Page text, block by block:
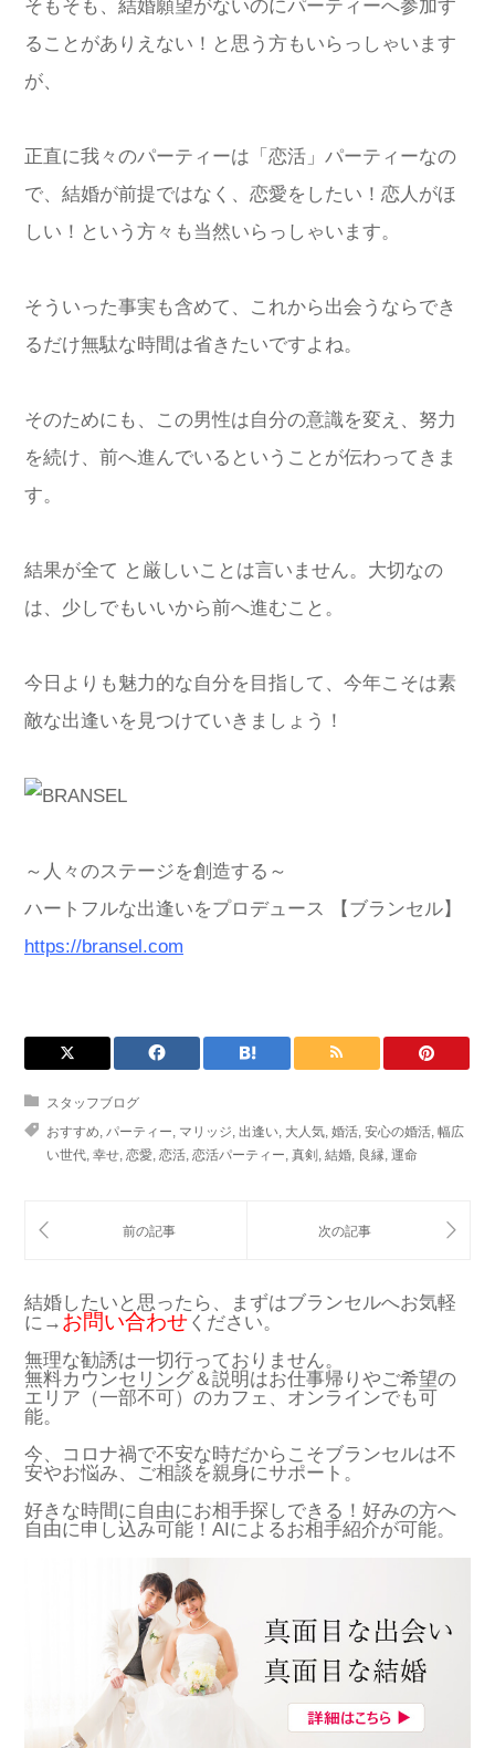
そもそも、結婚願望がないのにパーティーへ参加す
ることがありえない！と思う方もいらっしゃいます
が、
正直に我々のパーティーは「恋活」パーティーなの
で、結婚が前提ではなく、恋愛をしたい！恋人がほ
しい！という方々も当然いらっしゃいます。
そういった事実も含めて、これから出会うならでき
るだけ無駄な時間は省きたいですよね。
そのためにも、この男性は自分の意識を変え、努力
を続け、前へ進んでいるということが伝わってきま
す。
結果が全て と厳しいことは言いません。大切なの
は、少しでもいいから前へ進むこと。
今日よりも魅力的な自分を目指して、今年こそは素
敵な出逢いを見つけていきましょう！
～人々のステージを創造する～
ハートフルな出逢いをプロデュース 【ブランセル】
https://bransel.com
スタッフブログ
おすすめ, パーティー, マリッジ, 出逢い, 大人気, 婚活, 安心の婚活, 幅広
い世代, 幸せ, 恋愛, 恋活, 恋活パーティー, 真剣 , 結婚, 良縁, 運命
結婚したいと思ったら、まずはブランセルへお気軽
に→ お問い合わせ ください。
無理な勧誘は一切行っておりません。
無料カウンセリング＆説明はお仕事帰りやご希望の
エリア（一部不可）のカフェ、オンラインでも可
能。
今、コロナ禍で不安な時だからこそブランセルは不
安やお悩み、ご相談を親身にサポート。
好きな時間に自由にお相手探しできる！好みの方へ
自由に申し込み可能！AIによるお相手紹介が可能。